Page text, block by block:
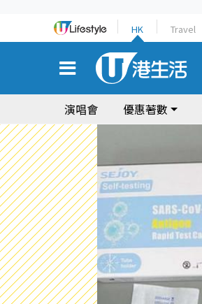
HK Travel
演唱會 優惠著數